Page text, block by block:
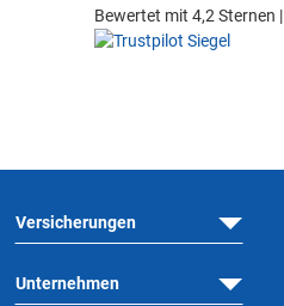
Bewertet mit 4,2 Sternen |
Versicherungen
Unternehmen